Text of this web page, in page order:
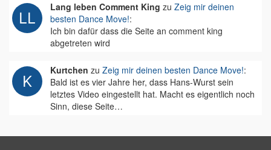
Lang leben Comment King zu Zeig mir deinen
besten Dance Move!:
Ich bin dafür dass die Seite an comment king
abgetreten wird
Kurtchen zu Zeig mir deinen besten Dance Move!:
Bald ist es vier Jahre her, dass Hans-Wurst sein
letztes Video eingestellt hat. Macht es eigentlich noch
Sinn, diese Seite…